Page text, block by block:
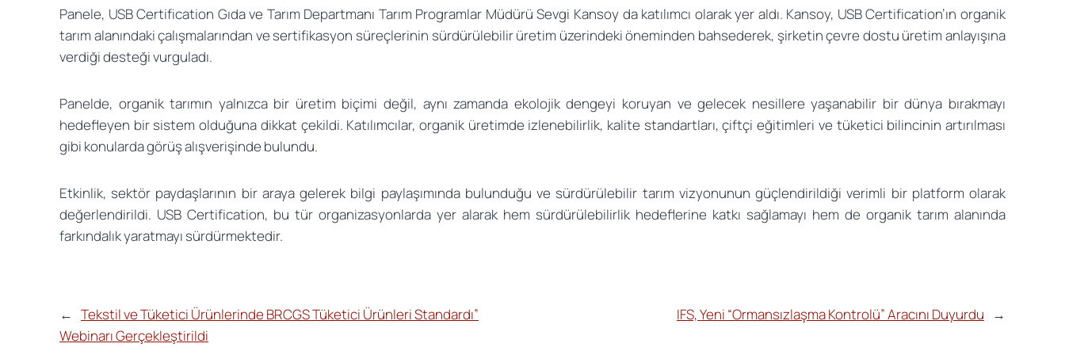
Panele, USB Certification Gıda ve Tarım Departmanı Tarım Programlar Müdürü Sevgi Kansoy da katılımcı olarak yer aldı. Kansoy, USB Certification’ın organik
tarım alanındaki çalışmalarından ve sertifikasyon süreçlerinin sürdürülebilir üretim üzerindeki öneminden bahsederek, şirketin çevre dostu üretim anlayışına
verdiği desteği vurguladı.
Panelde, organik tarımın yalnızca bir üretim biçimi değil, aynı zamanda ekolojik dengeyi koruyan ve gelecek nesillere yaşanabilir bir dünya bırakmayı
hedefleyen bir sistem olduğuna dikkat çekildi. Katılımcılar, organik üretimde izlenebilirlik, kalite standartları, çiftçi eğitimleri ve tüketici bilincinin artırılması
gibi konularda görüş alışverişinde bulundu.
Etkinlik, sektör paydaşlarının bir araya gelerek bilgi paylaşımında bulunduğu ve sürdürülebilir tarım vizyonunun güçlendirildiği verimli bir platform olarak
değerlendirildi. USB Certification, bu tür organizasyonlarda yer alarak hem sürdürülebilirlik hedeflerine katkı sağlamayı hem de organik tarım alanında
farkındalık yaratmayı sürdürmektedir.
← Tekstil ve Tüketici Ürünlerinde BRCGS Tüketici Ürünleri Standardı”
Webinarı Gerçekleştirildi
IFS, Yeni “Ormansızlaşma Kontrolü” Aracını Duyurdu →